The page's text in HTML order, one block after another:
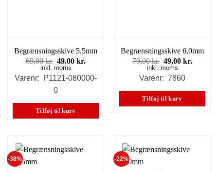
Begrænsningsskive 5,5mm
69,00kr. Den
oprindelige
pris
69,00 kr..
49,00kr.
pris
inkl. moms
Varenr: P1121-080000-
0
Tilføj til kurv
Begrænsningsskive 6,0mm
79,00kr. Den
oprindelige
pris
79,00 kr..
49,00kr.
49,00
inkl. moms
Varenr: 7860
Tilføj til kurv
-38% -22%